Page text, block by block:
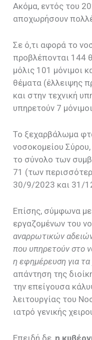
Ακόμα, εντός του
αποχωρήσουν
Σε ό,τι αφορά το
προβλέπονται 144
μόλις 101 μόνιμοι
θέματα (έλλειψης
και στην τεχνική
υπηρετούν 7
Το ξεχαρβάλωμα
νοσοκομείου Σύρου,
το σύνολο των
71 (των
30/9/2023 και 31/
Επίσης, σύμφωνα
εργαζομένων του
αναρρωτικών
που υπηρετούν στο
η εφημέρευση για τα
απάντηση της
την επείγουσα
λειτουργίας του
ιατρό γενικής